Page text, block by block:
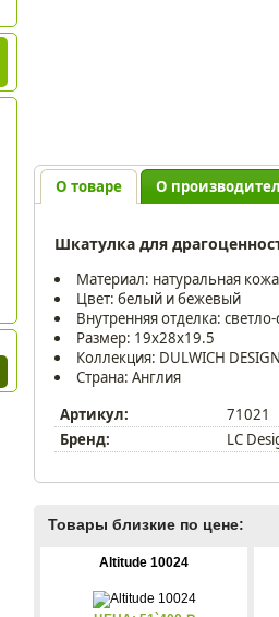
О товаре О
Шкатулка для
Материал: натуральная кожа
Цвет: белый и бежевый
Внутренняя отделка:
Размер: 19х28х19.5
Коллекция: DULWICH
Страна: Англия
Артикул:
71021
Бренд:
LC
Товары близкие по цене:
Altitude 10024